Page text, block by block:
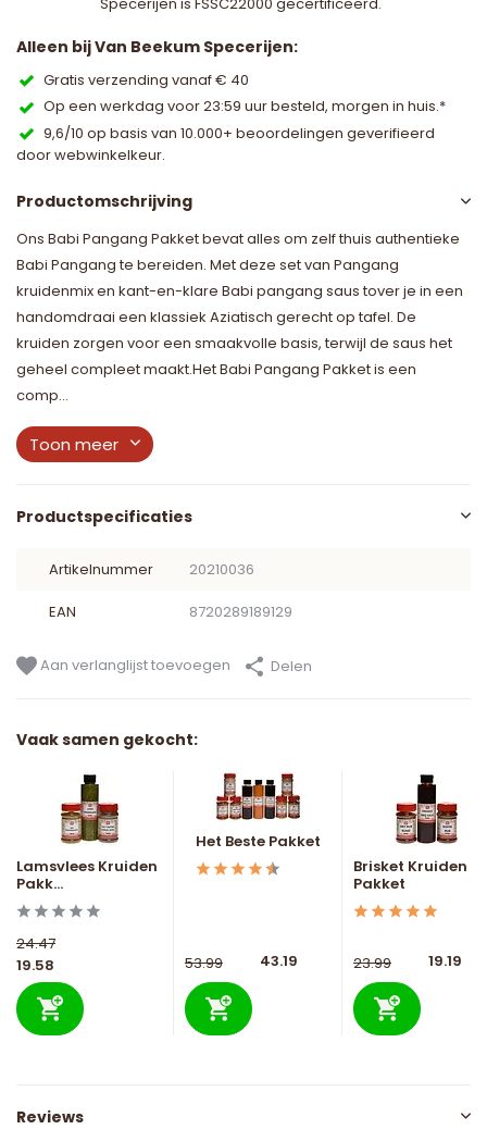
Alleen bij Van Beekum Specerijen:
Gratis verzending vanaf € 40
Op een werkdag voor 23:59 uur besteld, morgen in huis.*
9,6/10 op basis van 10.000+ beoordelingen geverifieerd
door webwinkelkeur.
Productomschrijving
Ons Babi Pangang Pakket bevat alles om zelf thuis authentieke
Babi Pangang te bereiden. Met deze set van Pangang
kruidenmix en kant-en-klare Babi pangang saus tover je in een
handomdraai een klassiek Aziatisch gerecht op tafel. De
kruiden zorgen voor een smaakvolle basis, terwijl de saus het
geheel compleet maakt.Het Babi Pangang Pakket is een
comp...
Toon meer
Productspecificaties
Artikelnummer 20210036
EAN 8720289189129
Aan verlanglijst toevoegen Delen
Vaak samen gekocht:
Lamsvlees Kruiden
Pakk...
24.47
19.58
Het Beste Pakket
53.99 43.19
Brisket Kruiden
Pakket
23.99 19.19
Reviews